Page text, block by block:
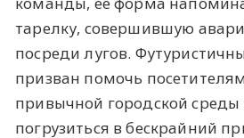
тарелку, совершившую
посреди лугов.
призван помочь
привычной городской
погрузиться в бескрайний